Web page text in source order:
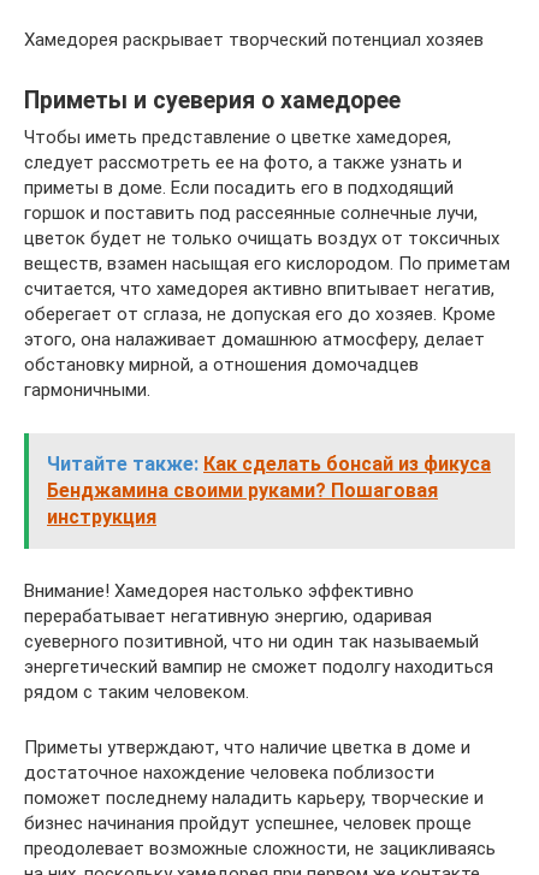
Хамедорея раскрывает творческий потенциал хозяев
Приметы и суеверия о хамедорее
Чтобы иметь представление о цветке хамедорея,
следует рассмотреть ее на фото, а также узнать и
приметы в доме. Если посадить его в подходящий
горшок и поставить под рассеянные солнечные лучи,
цветок будет не только очищать воздух от токсичных
веществ, взамен насыщая его кислородом. По приметам
считается, что хамедорея активно впитывает негатив,
оберегает от сглаза, не допуская его до хозяев. Кроме
этого, она налаживает домашнюю атмосферу, делает
обстановку мирной, а отношения домочадцев
гармоничными.
Читайте также: Как сделать бонсай из фикуса
Бенджамина своими руками? Пошаговая
инструкция
Внимание! Хамедорея настолько эффективно
перерабатывает негативную энергию, одаривая
суеверного позитивной, что ни один так называемый
энергетический вампир не сможет подолгу находиться
рядом с таким человеком.
Приметы утверждают, что наличие цветка в доме и
достаточное нахождение человека поблизости
поможет последнему наладить карьеру, творческие и
бизнес начинания пройдут успешнее, человек проще
преодолевает возможные сложности, не зацикливаясь